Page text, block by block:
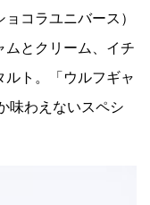
コラユニバース）
とクリーム、イチ
ト。「ウルフギャ
味わえないスペシ